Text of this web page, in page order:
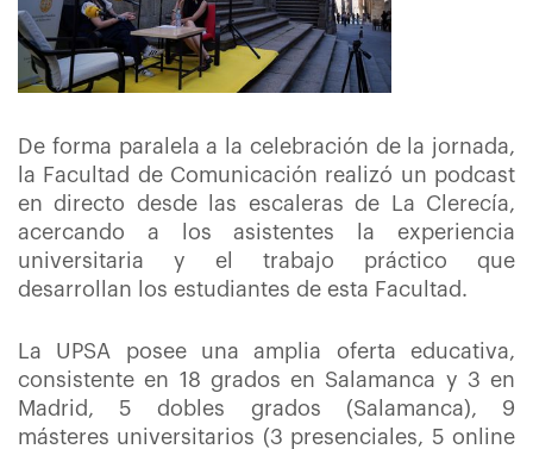
De forma paralela a la celebración de la jornada,
la Facultad de Comunicación realizó un podcast
en directo desde las escaleras de La Clerecía,
acercando a los asistentes la experiencia
universitaria y el trabajo práctico que
desarrollan los estudiantes de esta Facultad.
La UPSA posee una amplia oferta educativa,
consistente en 18 grados en Salamanca y 3 en
Madrid, 5 dobles grados (Salamanca), 9
másteres universitarios (3 presenciales, 5 online